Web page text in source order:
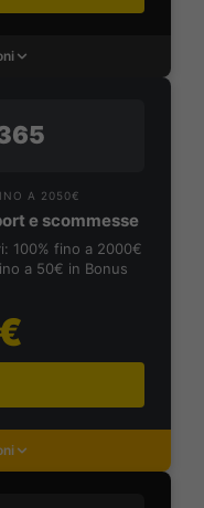
A 2050€
e scommesse
100% fino a 2000€
a 50€ in Bonus